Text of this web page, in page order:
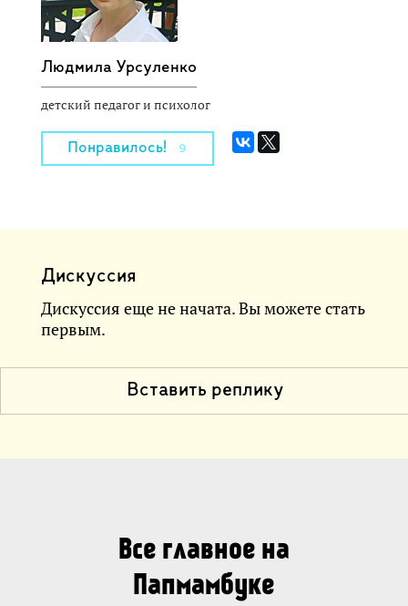
Людмила Урсуленко
детский педагог и психолог
Понравилось! 9
Дискуссия
Дискуссия еще не начата. Вы можете стать
первым.
Вставить реплику
Все главное на
Папмамбуке